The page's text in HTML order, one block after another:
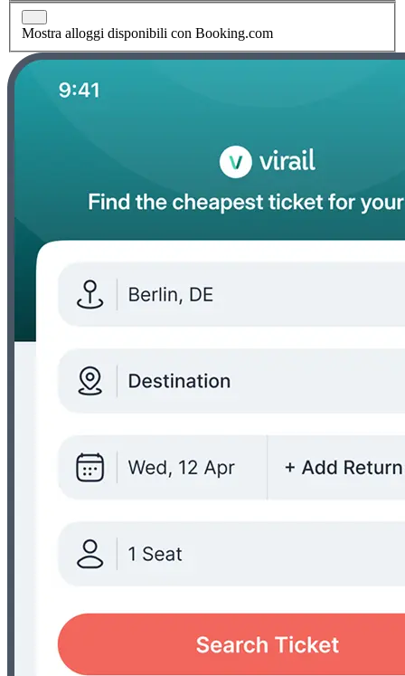
Mostra alloggi disponibili con Booking.com